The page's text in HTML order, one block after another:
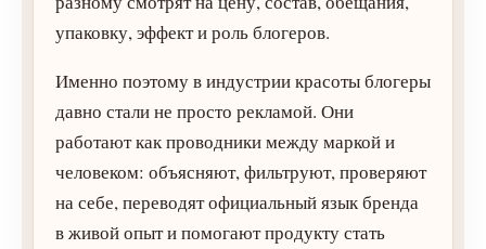
упаковку, эффект и роль блогеров.
Именно поэтому в индустрии красоты блогеры
давно стали не просто рекламой. Они
работают как проводники между маркой и
человеком: объясняют, фильтруют, проверяют
на себе, переводят официальный язык бренда
в живой опыт и помогают продукту стать